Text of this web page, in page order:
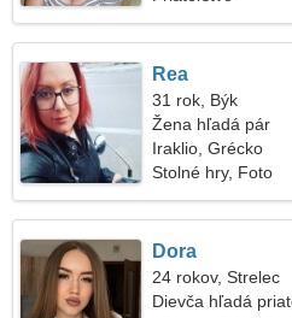
Rea
31 rok, Býk
Žena hľadá pár
Iraklio, Grécko
Stolné hry, Foto
Dora
24 rokov, Strelec
Dievča hľadá